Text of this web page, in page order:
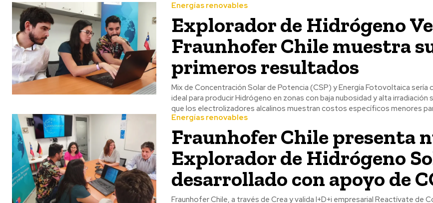
Energías renovables
Explorador de Hidrógeno
Fraunhofer Chile muestra
primeros resultados
Mix de Concentración Solar de Potencia (CSP) y Energía Fotovoltaica sería
ideal para producir Hidrógeno en zonas con baja nubosidad y alta irradiación
que los electrolizadores alcalinos muestran costos específicos menores
Energías renovables
Fraunhofer Chile presenta
Explorador de Hidrógeno
desarrollado con apoyo de
Fraunhofer Chile, a través de Crea y valida I+D+i empresarial Reactívate de